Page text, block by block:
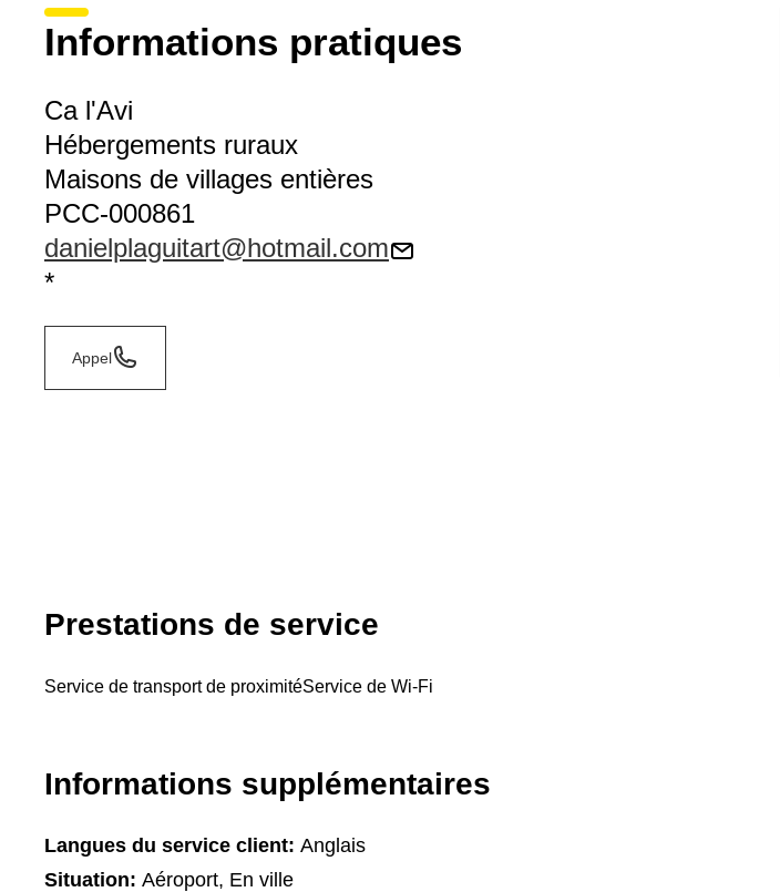
Informations pratiques
Ca l'Avi
Hébergements ruraux
Maisons de villages entières
PCC-000861
danielplaguitart@hotmail.com
*
Appel
Prestations de service
Service de transport de proximitéService de Wi-Fi
Informations supplémentaires
Langues du service client: Anglais
Situation: Aéroport, En ville